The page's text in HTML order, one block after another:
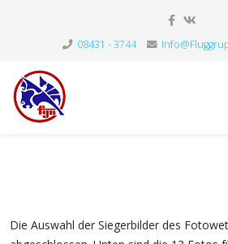
08431 - 3744
Die Auswahl der Siegerbilder des